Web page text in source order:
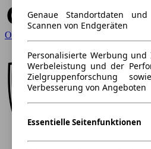
Opel
Genaue Standortdaten
Scannen von Endgeräten
Personalisierte Werbung
Werbeleistung und der
Zielgruppenforschung
Verbesserung von Angeboten
Essentielle Seitenfunktionen